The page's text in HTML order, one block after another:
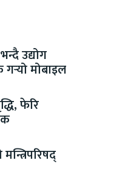
उद्योग
गर्‍यो मोबाइल
फेरि